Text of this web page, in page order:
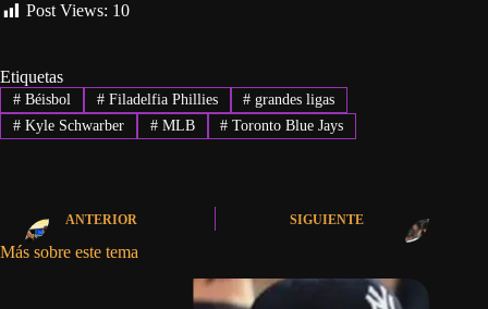
Post Views: 10
Etiquetas
#Béisbol #Filadelfia Phillies # grandes ligas
#Kyle Schwarber #MLB # Toronto Blue Jays
ANTERIOR SIGUIENTE
Más sobre este tema